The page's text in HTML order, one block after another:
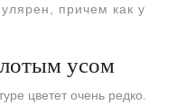
причем как у
усом
цветет очень редко.